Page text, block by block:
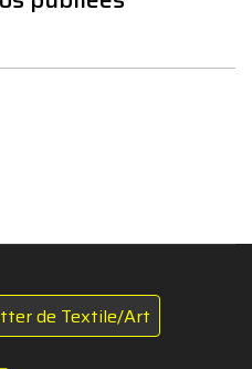
de Textile/Art